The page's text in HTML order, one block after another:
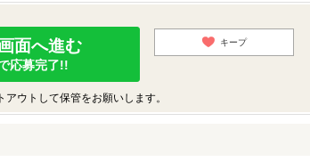
面へ進む
応募完了!!
キープ
ウトして保管をお願いします。